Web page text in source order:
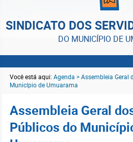
SINDICATO DOS
DO MUNICÍPIO DE
Você está aqui: Agenda > Assembleia Geral
Município de Umuarama
Assembleia Geral
Públicos do